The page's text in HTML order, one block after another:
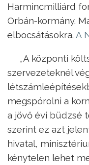
Harmincmilliárd
Orbán-kormány.
elbocsátásokra. A
„A központi
szervezeteknél
megspórolni a
a jövő évi büdzsé
szerint ez azt
hivatal,
kénytelen lehet